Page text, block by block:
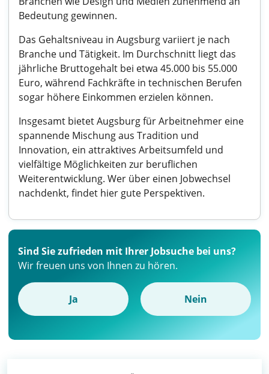
Bedeutung gewinnen.
Das Gehaltsniveau in Augsburg variiert je nach
Branche und Tätigkeit. Im Durchschnitt liegt das
jährliche Bruttogehalt bei etwa 45.000 bis 55.000
Euro, während Fachkräfte in technischen Berufen
sogar höhere Einkommen erzielen können.
Insgesamt bietet Augsburg für Arbeitnehmer eine
spannende Mischung aus Tradition und
Innovation, ein attraktives Arbeitsumfeld und
vielfältige Möglichkeiten zur beruflichen
Weiterentwicklung. Wer über einen Jobwechsel
nachdenkt, findet hier gute Perspektiven.
Sind Sie zufrieden mit Ihrer Jobsuche bei uns?
Wir freuen uns von Ihnen zu hören.
Ja Nein